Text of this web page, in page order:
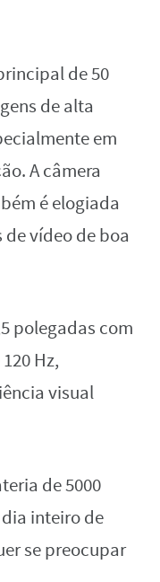
de 50
de alta
em
A câmera
é elogiada
de vídeo de boa
polegadas com
Hz,
visual
de 5000
inteiro de
se preocupar